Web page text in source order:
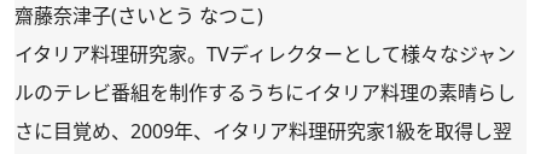
齋藤奈津子(さいとう なつこ)
イタリア料理研究家。TVディレクターとして様々なジャン
ルのテレビ番組を制作するうちにイタリア料理の素晴らし
さに目覚め、2009年、イタリア料理研究家1級を取得し翌